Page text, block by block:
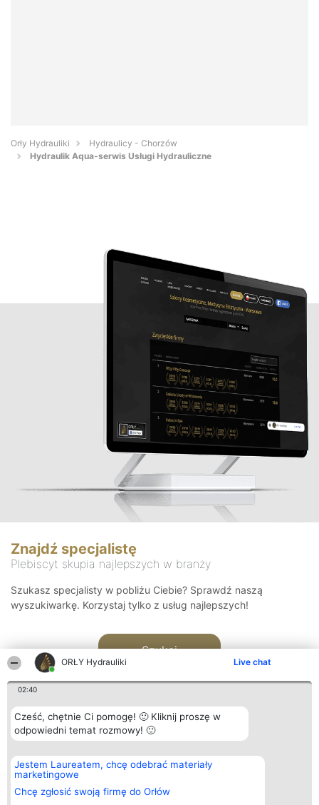
ORŁY Hydrauliki Live chat
02:40
Cześć, chętnie Ci pomogę! 🙂 Kliknij proszę w
odpowiedni temat rozmowy! 🙂
Jestem Laureatem, chcę odebrać materiały
marketingowe
Chcę zgłosić swoją firmę do Orłów
Orły Hydrauliki
Hydraulicy - Chorzów
Hydraulik Aqua-serwis Usługi Hydrauliczne
Znajdź specjalistę
Plebiscyt skupia najlepszych w branży
Szukasz specjalisty w pobliżu Ciebie? Sprawdź naszą
wyszukiwarkę. Korzystaj tylko z usług najlepszych!
Szukaj
Organizator plebiscytu
Bright Side Solutions sp. z o.
o. sp. k.
ul. Ruska 22
Wrocław 50-079
Plebiscyt
Laureaci
wszystkich
Laureatów
Kontakt
Kontakt